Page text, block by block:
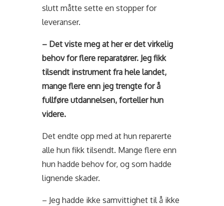
slutt måtte sette en stopper for
leveranser.
– Det viste meg at her er det virkelig
behov for flere reparatører. Jeg fikk
tilsendt instrument fra hele landet,
mange flere enn jeg trengte for å
fullføre utdannelsen, forteller hun
videre.
Det endte opp med at hun reparerte
alle hun fikk tilsendt. Mange flere enn
hun hadde behov for, og som hadde
lignende skader.
– Jeg hadde ikke samvittighet til å ikke